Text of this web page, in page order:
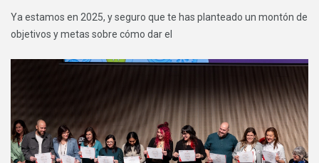
Ya estamos en 2025, y seguro que te has planteado un montón de
objetivos y metas sobre cómo dar el